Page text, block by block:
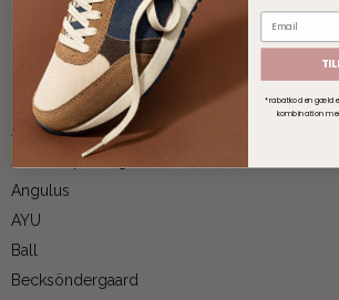
Mærker
A. Kjærbede
Alura Copenhagen
Angulus
AYU
Ball
Becksöndergaard
*rabatkoden gælder
kombination